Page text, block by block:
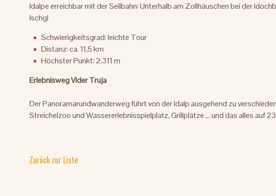
Idalpe erreichbar mit der Seilbahn: Unterhalb am Zollhäuschen bei der
Ischgl
Schwierigkeitsgrad: leichte Tour
Distanz: ca. 11,5 km
Höchster Punkt: 2.311 m
Erlebnisweg Vider Truja
Der Panoramarundwanderweg führt von der Idalp ausgehend zu
Streichelzoo und Wassererlebnisspielplatz, Grillplätze ... und das alles auf
Zurück zur Liste